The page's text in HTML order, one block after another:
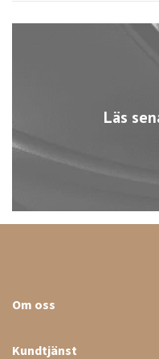
Läs
Om oss
Kundtjänst